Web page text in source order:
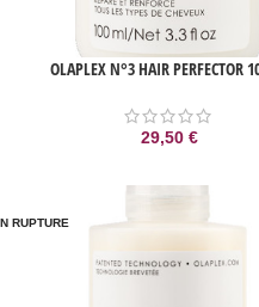
OLAPLEX N°3 HAIR PERFECTOR
29,50 €
RUPTURE